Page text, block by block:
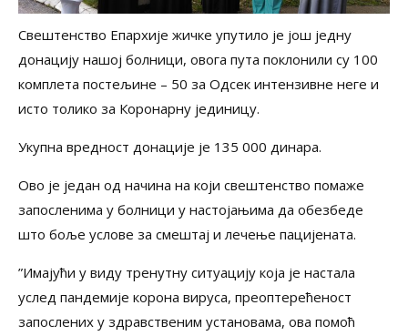
Свештенство Епархије жичке упутило је још једну
донацију нашој болници, овога пута поклонили су 100
комплета постељине – 50 за Одсек интензивне неге и
исто толико за Коронарну јединицу.
Укупна вредност донације је 135 000 динара.
Ово је један од начина на који свештенство помаже
запосленима у болници у настојањима да обезбеде
што боље услове за смештај и лечење пацијената.
”Имајући у виду тренутну ситуацију која је настала
услед пандемије корона вируса, преоптерећеност
запослених у здравственим установама, ова помоћ